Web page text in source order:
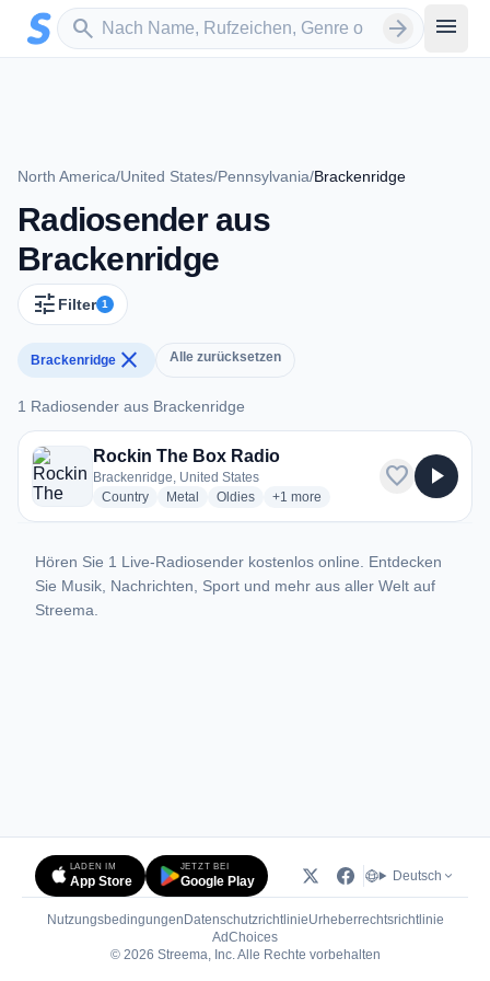
Zum Hauptinhalt springen
search
Sender suchen arrow_forward menu
North America/United States/Pennsylvania/Brackenridge
Radiosender aus
Brackenridge
tune Filter 1
Brackenridge close Alle zurücksetzen
1 Radiosender aus Brackenridge
1 Radiosender aus Brackenridge
Rockin The Box Radio
Brackenridge, United States
Countryradio stations
Metal radio stations
Oldiesradio stations
+1 more genres for Rockin The Box
more
favorite play_arrow
Hören Sie 1 Live-Radiosender kostenlos online. Entdecken
Sie Musik, Nachrichten, Sport und mehr aus aller Welt auf
Streema.
LADEN IM
App Store
JETZT BEI
Google Play Deutsch
Nutzungsbedingungen DatenschutzrichtlinieUrheberrechtsrichtlinie
AdChoices(öffnet in neuem Tab)
© 2026 Streema, Inc. Alle Rechte vorbehalten